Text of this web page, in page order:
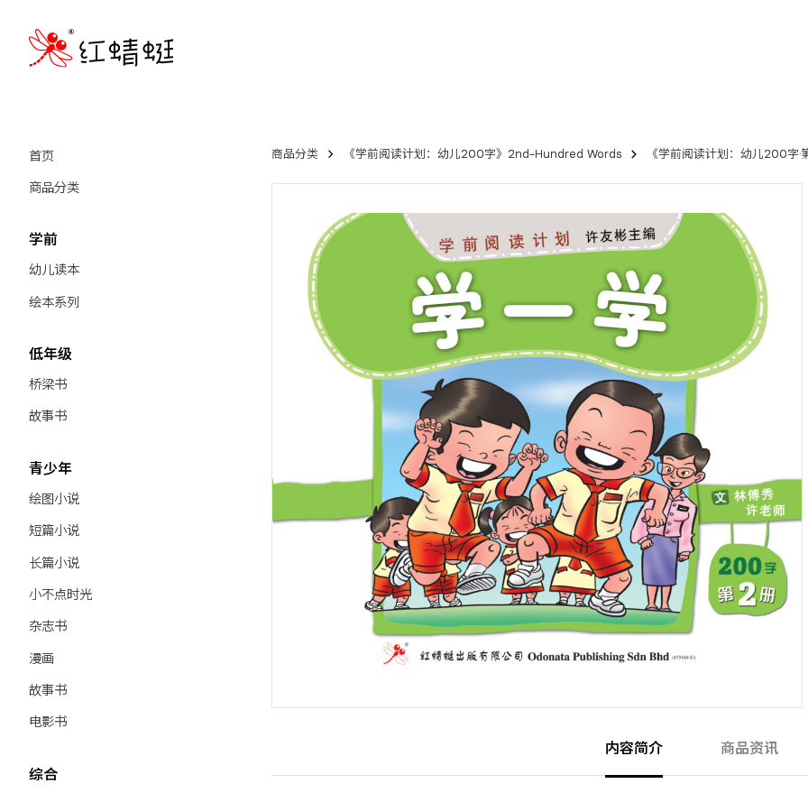
首页
商品分类
学前
幼儿读本
绘本系列
低年级
桥梁书
故事书
青少年
绘图小说
短篇小说
长篇小说
小不点时光
杂志书
漫画
故事书
电影书
综合
商品分类 《学前阅读计划：幼儿200字》2nd-Hundred Words 《学前阅读计划：幼儿200字
内容简介 商品资讯